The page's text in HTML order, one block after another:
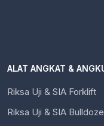
ALAT ANGKAT &
Riksa Uji & SIA Forklift
Riksa Uji & SIA